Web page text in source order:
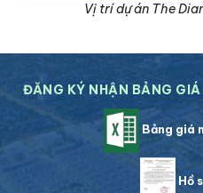
Vị trí dự án The
ĐĂNG KÝ NHẬN BẢNG
Bảng giá
Hồ